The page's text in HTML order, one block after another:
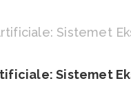
Sistemet